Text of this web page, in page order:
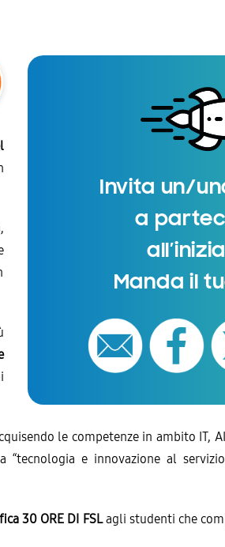
Invita un/
a
Manda il
le competenze in ambito IT,
“tecnologia e innovazione al
30 ORE DI FSLagli studenti che